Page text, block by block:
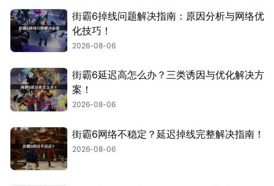
街霸6掉线问题解决指南：原因分析与网络优
化技巧！
2026-08-06
街霸6延迟高怎么办？三类诱因与优化解决方
案！
2026-08-06
街霸6网络不稳定？延迟掉线完整解决指南！
2026-08-06